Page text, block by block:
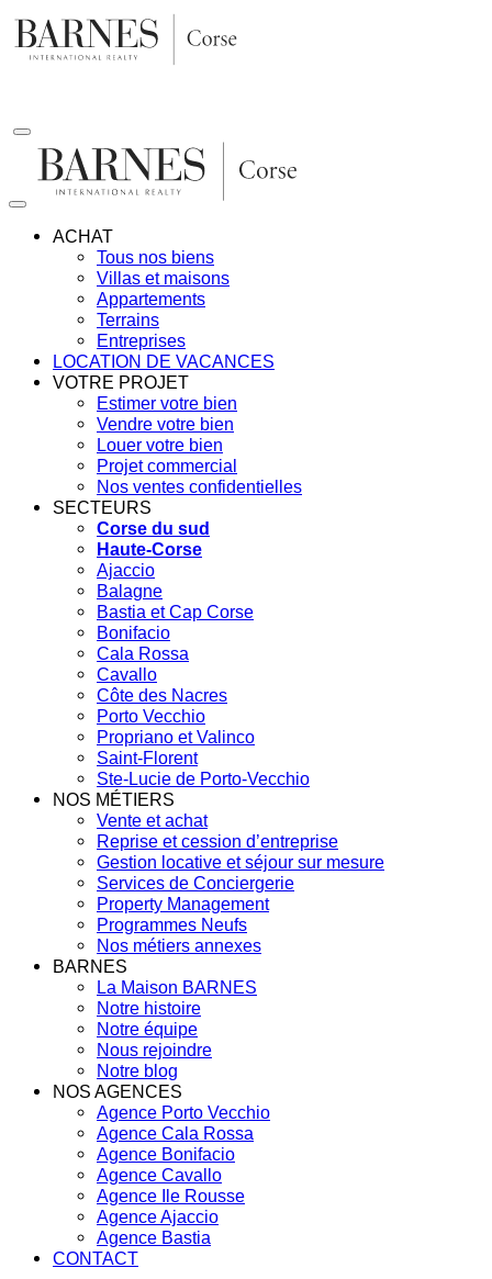
Aller
au
contenu
ACHAT
Tous nos biens
Villas et maisons
Appartements
Terrains
Entreprises
LOCATION DE VACANCES
VOTRE PROJET
Estimer votre bien
Vendre votre bien
Louer votre bien
Projet commercial
Nos ventes confidentielles
SECTEURS
Corse du sud
Haute-Corse
Ajaccio
Balagne
Bastia et Cap Corse
Bonifacio
Cala Rossa
Cavallo
Côte des Nacres
Porto Vecchio
Propriano et Valinco
Saint-Florent
Ste-Lucie de Porto-Vecchio
NOS MÉTIERS
Vente et achat
Reprise et cession d’entreprise
Gestion locative et séjour sur mesure
Services de Conciergerie
Property Management
Programmes Neufs
Nos métiers annexes
BARNES
La Maison BARNES
Notre histoire
Notre équipe
Nous rejoindre
Notre blog
NOS AGENCES
Agence Porto Vecchio
Agence Cala Rossa
Agence Bonifacio
Agence Cavallo
Agence Ile Rousse
Agence Ajaccio
Agence Bastia
CONTACT